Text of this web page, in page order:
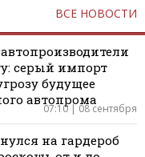
ВСЕ НОВОСТИ
серый импорт
будущее
автопрома
07:10 | 08 сентября
на гардероб